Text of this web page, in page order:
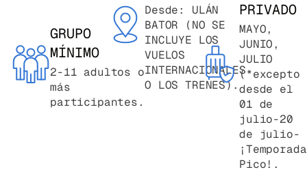
GRUPO
MÍNIMO
2-11 adultos o
más
participantes.
Desde: ULÁN
BATOR (NO SE
INCLUYE LOS
VUELOS
INTERNACIONALES
O LOS TRENES).
PRIVADO
MAYO,
JUNIO,
JULIO
(*excepto
desde el
01 de
julio-20
de julio-
¡Temporada
Pico!.